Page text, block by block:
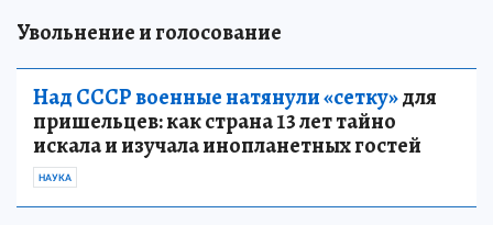
Увольнение и голосование
Над СССР военные натянули «сетку»для
пришельцев: как страна 13 лет тайно
искала и изучала инопланетных гостей
НАУКА